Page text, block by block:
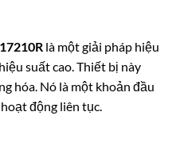
là một giải pháp hiệu
suất cao. Thiết bị này
hóa. Nó là một khoản đầu
động liên tục.